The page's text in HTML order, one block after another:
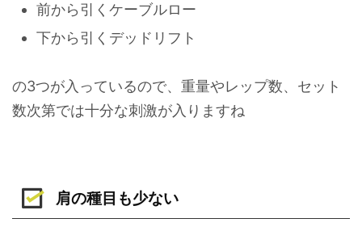
前から引くケーブルロー
下から引くデッドリフト
の3つが入っているので、重量やレップ数、セット
数次第では十分な刺激が入りますね
肩の種目も少ない